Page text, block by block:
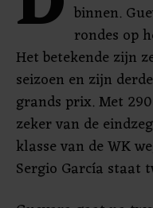
binnen.
rondes op
Het betekende zijn
seizoen en zijn
grands prix. Met
zeker van de
klasse van de WK
Sergio García staat